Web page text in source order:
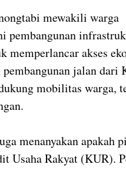
mewakili warga
pembangunan
memperlancar akses
jalan dari
mobilitas warga,
menanyakan apakah
Usaha Rakyat (KUR).